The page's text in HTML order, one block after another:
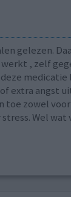
gelezen.
, zelf
extra angst
toe zowel
Wel